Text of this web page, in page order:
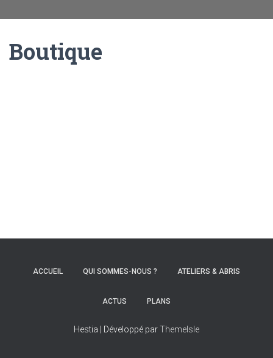
Boutique
ACCUEIL QUI SOMMES-NOUS ? ATELIERS & ABRIS
ACTUS PLANS
Hestia | Développé parThemeIsle